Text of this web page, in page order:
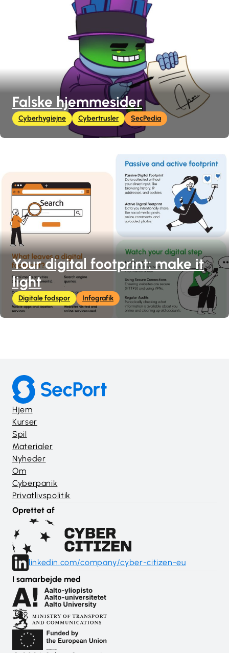
Falske hjemmesider
Cyberhygiejne Cybertrusler SecPedia
Your digital footprint: make it
light
Digitale fodspor Infografik
Hjem
Kurser
Spil
Materialer
Nyheder
Om
Cyberpanik
Privatlivspolitik
Oprettet af
linkedin.com/company/cyber-citizen-eu
I samarbejde med